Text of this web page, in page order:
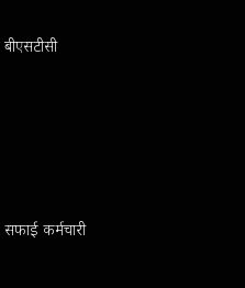
बीएसटीसी
सफाई कर्मचारी